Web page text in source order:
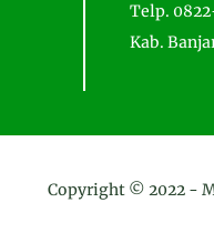
Telp.
Kab.
Copyright © 2022 -